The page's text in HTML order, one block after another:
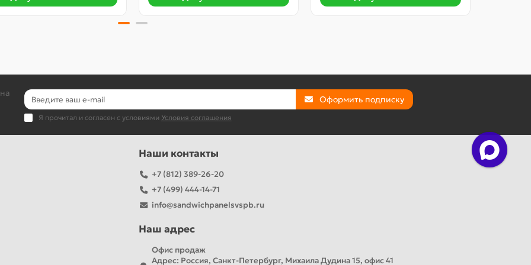
Оформить подписку
Я прочитал и согласен с условиями Условия соглашения
Наши контакты
+7 (812) 389-26-20
+7 (499) 444-14-71
info@sandwichpanelsvspb.ru
Наш адрес
Офис продаж
Адрес: Россия, Санкт-Петербург, Михаила Дудина 15, офис 41